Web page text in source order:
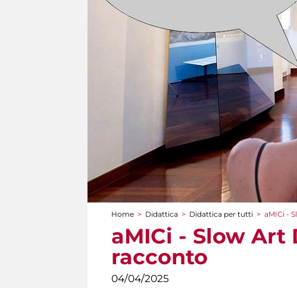
Tu sei qui
Home > Didattica > Didattica per tutti > aMICi -
aMICi - Slow Art
racconto
04/04/2025